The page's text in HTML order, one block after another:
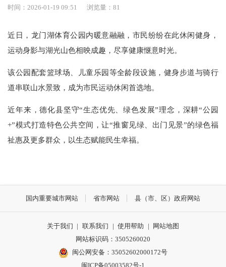
时间：2026-01-19 09:51 浏览量：81
近 日，龙门湖体育公园内暖意融融，市民纷纷在此休闲健身，
运动身影与湖光山色相映成趣，尽享健康惬意时光。
该公园配套篮球场、儿童乐园等全龄段设施，健身步道与骑行
道串联山水景致，成为市民运动休闲首选地。
近年来，德化县坚守“生态优先、绿色发展”理念，深耕“公园
+”模式打造特色公共空间，让“推窗见绿、出门见景”的绿色福
祉惠及更多群众，以生态赋能民生幸福。
国内重要城市网站 省市网站 县（市、区）政府网站
关于我们 | 联系我们 | 使用帮助 |
网站地图
网站标识码：3505260020
闽公网安备：35052602000172号
闽ICP备05003582号-1